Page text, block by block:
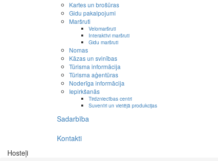
Kartes un brošūras
Gidu pakalpojumi
Maršruti
Velomaršruti
Interaktīvi maršruti
Gidu maršruti
Nomas
Kāzas un svinības
Tūrisma informācija
Tūrisma aģentūras
Noderīga informācija
Iepirkšanās
Tirdzniecības centri
Suvenīri un vietējā produkcijas
Sadarbība
Kontakti
Hosteļi